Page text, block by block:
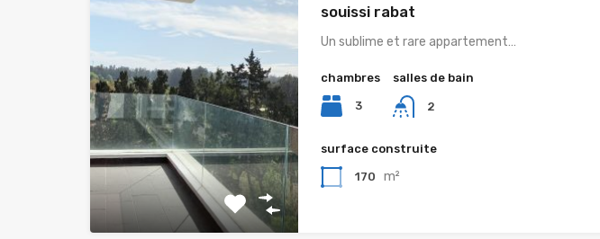
souissi rabat
Un sublime et rare appartement…
chambres
3
salles de bain
2
surface construite
170 m²